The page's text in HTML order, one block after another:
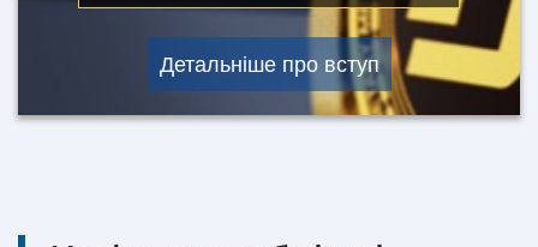
Детальніше про вступ